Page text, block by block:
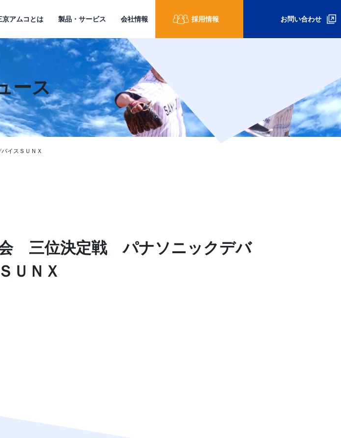
京アムコとは 製品・サービス 会社情報 採用情報 お問い合わせ
ース
イスＳＵＮＸ
会 三位決定戦 パナソニックデバ
ＵＮＸ